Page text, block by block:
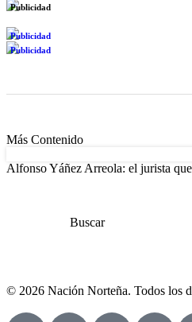
Publicidad
Publicidad
Publicidad
Más Contenido
Alfonso Yáñez Arreola: el jurista
Buscar
© 2026 Nación Norteña. Todos los